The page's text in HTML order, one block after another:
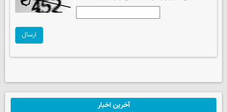
ارسال
آخرین اخبار